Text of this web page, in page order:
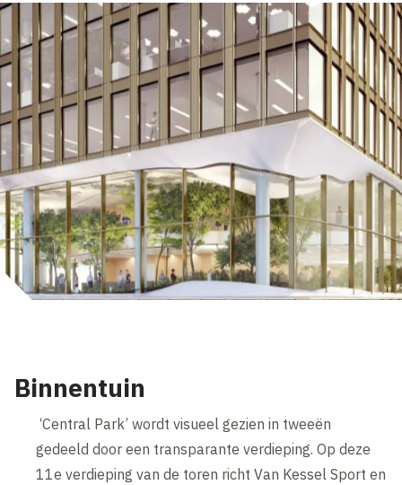
Binnentuin
‘Central Park’ wordt visueel gezien in tweeën
gedeeld door een transparante verdieping. Op deze
11e verdieping van de toren richt Van Kessel Sport en